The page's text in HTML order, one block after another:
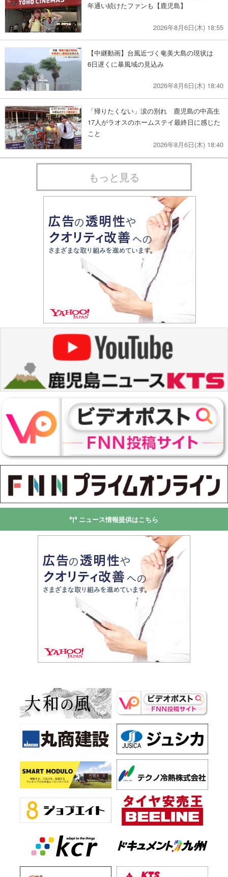
年通い続けたファンも【鹿児島】
2026年8月6日(木) 18:55
【中継動画】台風近づく奄美大島の現状は
6日遅くに暴風域の見込み
2026年8月6日(木) 18:40
「帰りたくない」涙の別れ 鹿児島の中高生
17人がラオスのホームステイ最終日に感じた
こと
2026年8月6日(木) 18:40
もっと見る
ニュース情報提供はこちら